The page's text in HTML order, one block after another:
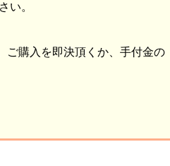
い。
ご購入を即決頂くか、手付金の